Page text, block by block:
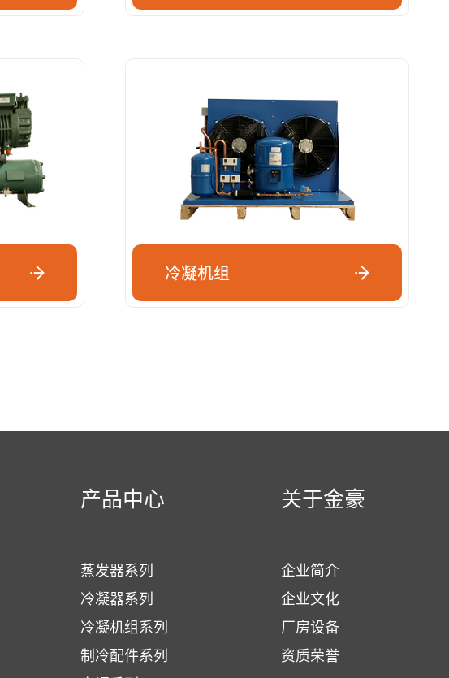
冷凝机组
产品中心
蒸发器系列
冷凝器系列
冷凝机组系列
制冷配件系列
关于金豪
企业简介
企业文化
厂房设备
资质荣誉